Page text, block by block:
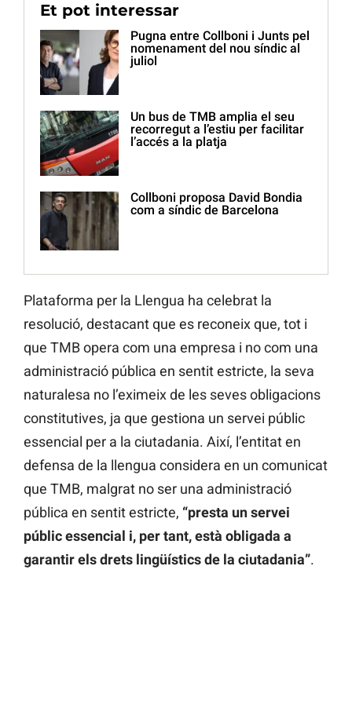
Et pot interessar
Pugna entre Collboni i Junts pel
nomenament del nou síndic al
juliol
Un bus de TMB amplia el seu
recorregut a l’estiu per facilitar
l’accés a la platja
Collboni proposa David Bondia
com a síndic de Barcelona
Plataforma per la Llengua ha celebrat la
resolució, destacant que es reconeix que, tot i
que TMB opera com una empresa i no com una
administració pública en sentit estricte, la seva
naturalesa no l’eximeix de les seves obligacions
constitutives, ja que gestiona un servei públic
essencial per a la ciutadania. Així, l’entitat en
defensa de la llengua considera en un comunicat
que TMB, malgrat no ser una administració
pública en sentit estricte, “presta un servei
públic essencial i, per tant, està obligada a
garantir els drets lingüístics de la ciutadania”.